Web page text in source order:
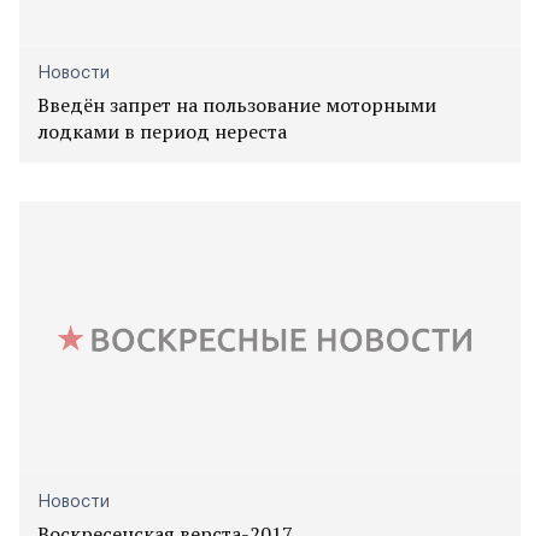
Новости
Введён запрет на пользование моторными
лодками в период нереста
Новости